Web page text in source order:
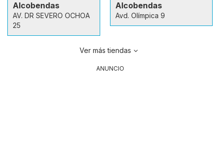
Alcobendas
AV. DR SEVERO OCHOA
25
Alcobendas
Avd. Olí­mpica 9
Ver más tiendas
ANUNCIO